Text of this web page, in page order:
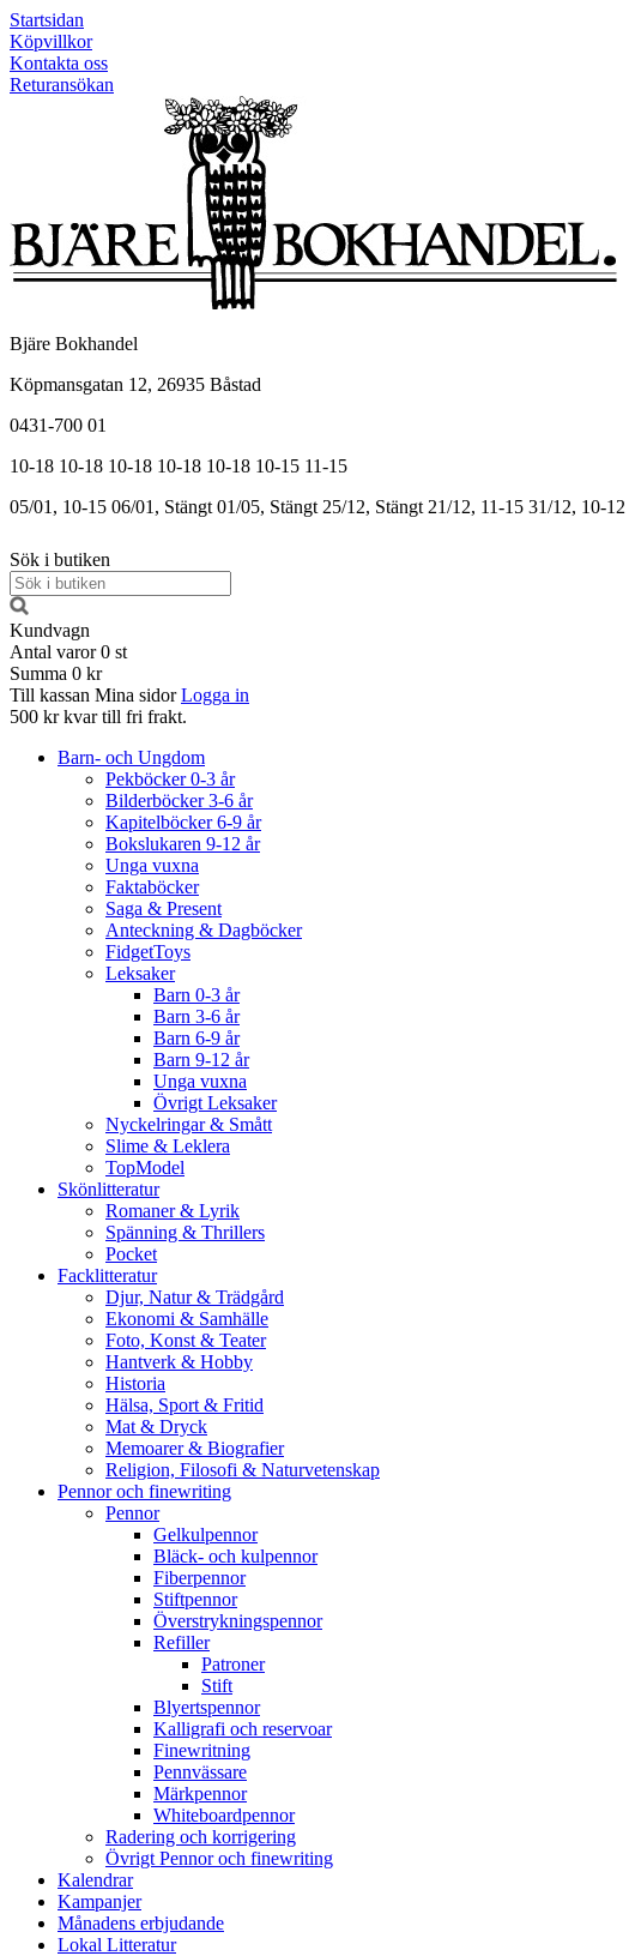
Startsidan
Köpvillkor
Kontakta oss
Returansökan
Bjäre Bokhandel
Köpmansgatan 12, 26935 Båstad
0431-700 01
10-18 10-18 10-18 10-18 10-18 10-15 11-15
05/01, 10-15 06/01, Stängt 01/05, Stängt 25/12, Stängt 21/12, 11-15 31/12, 10-12
Sök i butiken
Kundvagn
Antal varor 0 st
Summa 0 kr
Till kassan Mina sidor Logga in
500 kr kvar till fri frakt.
Barn- och Ungdom
Pekböcker 0-3 år
Bilderböcker 3-6 år
Kapitelböcker 6-9 år
Bokslukaren 9-12 år
Unga vuxna
Faktaböcker
Saga & Present
Anteckning & Dagböcker
FidgetToys
Leksaker
Barn 0-3 år
Barn 3-6 år
Barn 6-9 år
Barn 9-12 år
Unga vuxna
Övrigt Leksaker
Nyckelringar & Smått
Slime & Leklera
TopModel
Skönlitteratur
Romaner & Lyrik
Spänning & Thrillers
Pocket
Facklitteratur
Djur, Natur & Trädgård
Ekonomi & Samhälle
Foto, Konst & Teater
Hantverk & Hobby
Historia
Hälsa, Sport & Fritid
Mat & Dryck
Memoarer & Biografier
Religion, Filosofi & Naturvetenskap
Pennor och finewriting
Pennor
Gelkulpennor
Bläck- och kulpennor
Fiberpennor
Stiftpennor
Överstrykningspennor
Refiller
Patroner
Stift
Blyertspennor
Kalligrafi och reservoar
Finewritning
Pennvässare
Märkpennor
Whiteboardpennor
Radering och korrigering
Övrigt Pennor och finewriting
Kalendrar
Kampanjer
Månadens erbjudande
Lokal Litteratur